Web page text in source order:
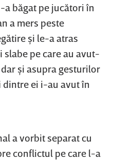
băgat pe jucători în
a mers peste
şi le-a atras
pe care au avut-
şi asupra gesturilor
dintre ei i-au avut în
a vorbit separat cu
conflictul pe care l-a